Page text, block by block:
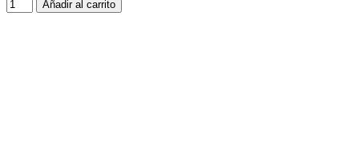
Añadir al carrito